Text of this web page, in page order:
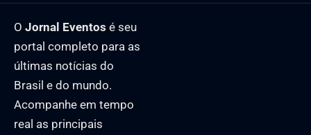
O Jornal Eventos é seu
portal completo para as
últimas notícias do
Brasil e do mundo.
Acompanhe em tempo
real as principais